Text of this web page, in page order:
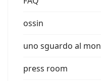
ossin
uno sguardo al
press room